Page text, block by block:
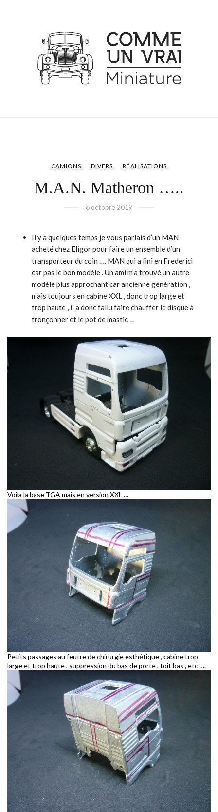
CAMIONS DIVERS RÉALISATIONS
M.A.N. Matheron …..
6 octobre 2019
Il y a quelques temps je vous parlais d’un MAN
acheté chez Eligor pour faire un ensemble d’un
transporteur du coin …. MAN qui a fini en Frederici
car pas le bon modèle . Un ami m’a trouvé un autre
modèle plus approchant car ancienne génération ,
mais toujours en cabine XXL , donc trop large et
trop haute , il a donc fallu faire chauffer le disque à
tronçonner et le pot de mastic …
Voila la base TGA mais en version XXL …
Petits passages au feutre de chirurgie esthétique , cabine trop
large et trop haute , suppression du bas de porte , toit bas , etc ….